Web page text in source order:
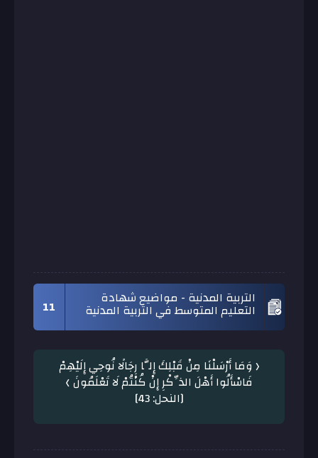
التربية المدنية - مواضيع شهادة
التعليم المتوسط في التربية المدنية 11
﴿ وَمَا أَرْسَلْنَا مِنْ قَبْلِكَ إِلَّا رِجَالًا نُوحِي إِلَيْهِمْ
فَاسْأَلُوا أَهْلَ الذِّكْرِ إِنْ كُنْتُمْ لَا تَعْلَمُونَ ﴾
[النحل: 43]